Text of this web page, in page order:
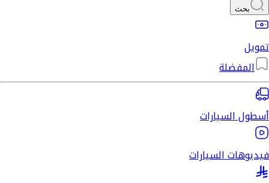
بحث
تمويل
المفضلة
أسطول السيارات
فيديوهات السيارات